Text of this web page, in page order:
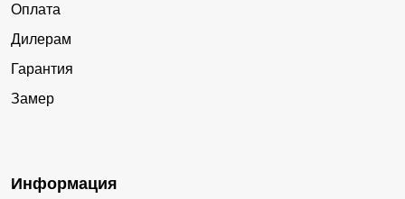
Оплата
Дилерам
Гарантия
Замер
Информация